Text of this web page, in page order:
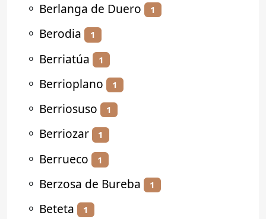
⚬ Berlanga de Duero 1
⚬ Berodia 1
⚬ Berriatúa 1
⚬ Berrioplano 1
⚬ Berriosuso 1
⚬ Berriozar 1
⚬ Berrueco 1
⚬ Berzosa de Bureba 1
⚬ Beteta 1